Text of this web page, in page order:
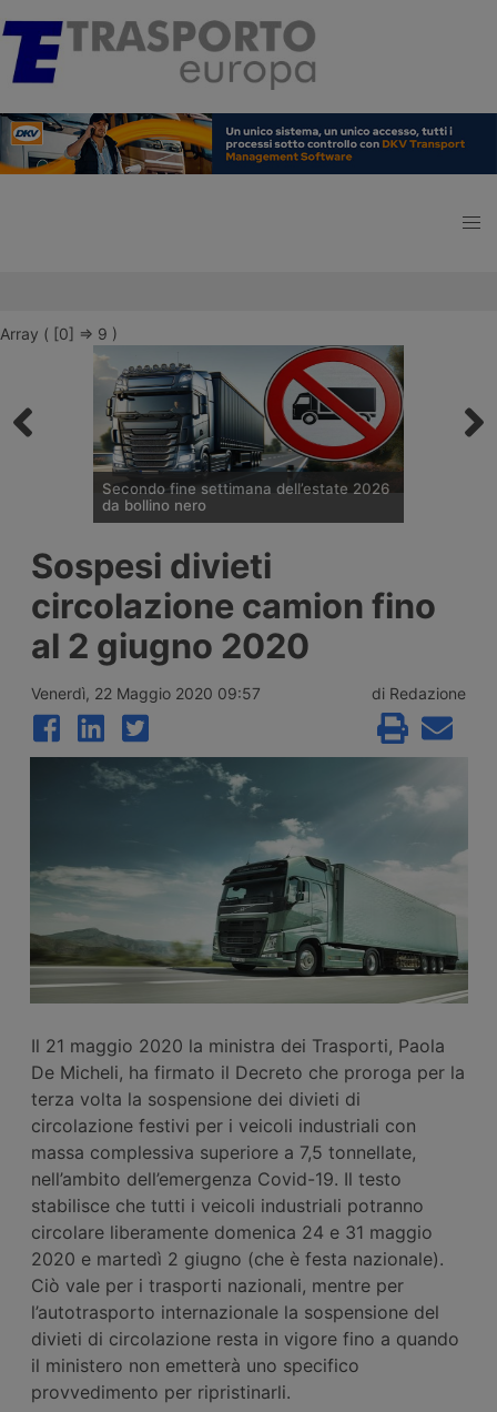
Array ( [0] => 9 )
Secondo fine settimana dell’estate 2026
da bollino nero
e potenziamento del personale Anas sulla
rete nazionale nel weekend che apre la
settimana di Ferragosto, con oltre 25
milioni di spostamenti attesi tra il 7 e il 9
agosto 2026.
Sospesi divieti
circolazione camion fino
al 2 giugno 2020
Venerdì, 22 Maggio 2020 09:57 di Redazione
Il 21 maggio 2020 la ministra dei Trasporti, Paola
De Micheli, ha firmato il Decreto che proroga per la
terza volta la sospensione dei divieti di
circolazione festivi per i veicoli industriali con
massa complessiva superiore a 7,5 tonnellate,
nell’ambito dell’emergenza Covid-19. Il testo
stabilisce che tutti i veicoli industriali potranno
circolare liberamente domenica 24 e 31 maggio
2020 e martedì 2 giugno (che è festa nazionale).
Ciò vale per i trasporti nazionali, mentre per
l’autotrasporto internazionale la sospensione del
divieti di circolazione resta in vigore fino a quando
il ministero non emetterà uno specifico
provvedimento per ripristinarli.